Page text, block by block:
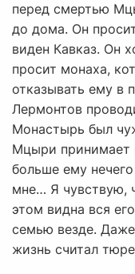
перед смертью
до дома. Он
виден Кавказ. Он
просит монаха,
отказывать ему в
Лермонтов
Монастырь был
Мцыри принимает
больше ему
мне… Я чувствую,
этом видна вся
семью везде.
жизнь считал